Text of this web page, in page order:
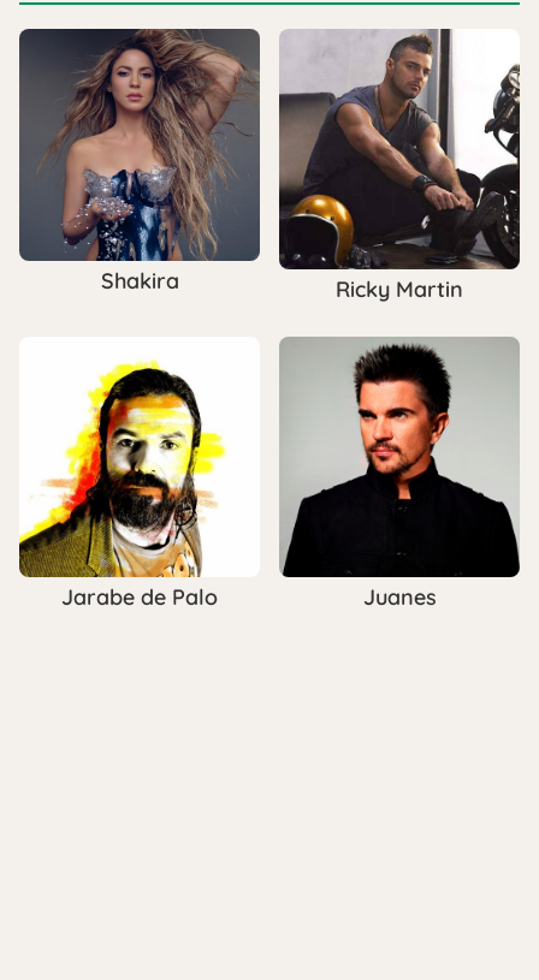
Shakira Ricky Martin
Jarabe de Palo Juanes